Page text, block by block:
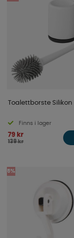
Toalettborste Silikon
Finns i lager
79 kr
139 kr
5%